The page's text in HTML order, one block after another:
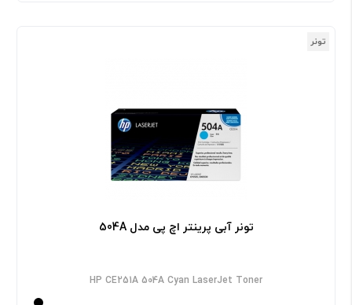
تونر
تونر آبی پرینتر اچ پی مدل 504A
HP CE251A 504A Cyan LaserJet Toner